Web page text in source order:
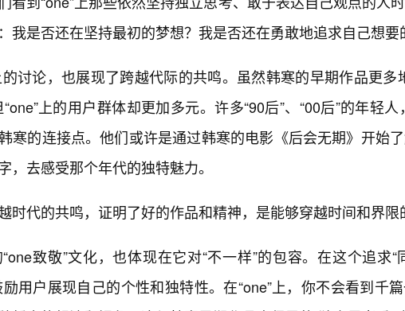
我是否还在坚持最初的梦想？我是否还在勇敢地追求自己想要
的讨论，也展现了跨越代际的共鸣。虽然韩寒的早期作品更多
上的用户群体却更加多元。许多“90后”、“00后”的年轻人
寒的连接点。他们或许是通过韩寒的电影《后会无期》开始
，去感受那个年代的独特魅力。
时代的共鸣，证明了好的作品和精神，是能够穿越时间和界限
“one致敬”文化，也体现在它对“不一样”的包容。在这个追求“
励用户展现自己的个性和独特性。在“one”上，你不会看到千